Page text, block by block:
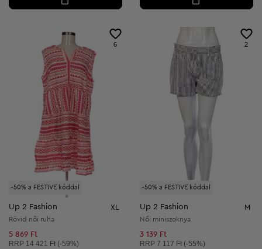
-50% a FESTIVE kóddal
6
Up 2 Fashion XL
Rövid női ruha
5 869 Ft
Ajánlott ár:
RRP 14 421 Ft (-59%)
-50% a FESTIVE kóddal
2
Up 2 Fashion M
Női miniszoknya
3 139 Ft
Ajánlott ár:
RRP 7 117 Ft (-55%)